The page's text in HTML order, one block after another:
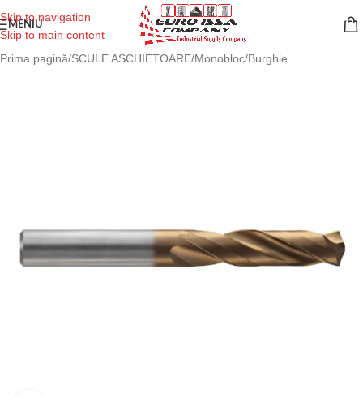
Skip to navigation
Skip to main content
MENIU
Prima pagină/SCULE ASCHIETOARE/Monobloc/Burghie